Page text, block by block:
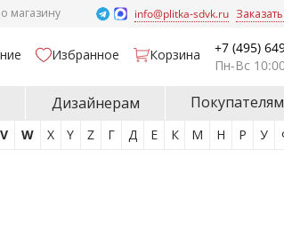
магазину info@plitka-sdvk.ru
Избранное Корзина
+7 (495)
Пн-Вс
Дизайнерам Покупателям
V W X Y Z Г Д Е К М Н Р У